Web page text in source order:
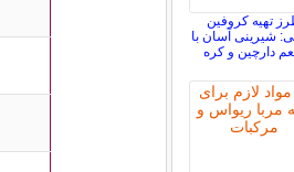
تهیه کروفین
شیرینی آسان با
دارچین و کره